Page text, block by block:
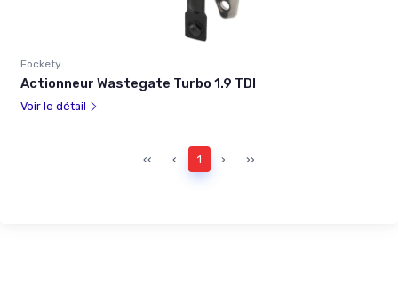
Fockety
Actionneur Wastegate Turbo 1.9 TDI
Voir le détail
‹‹ ‹ 1 › ››